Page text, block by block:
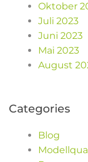
Oktober
Juli 2023
Juni 2023
Mai 2023
August
Categories
Blog